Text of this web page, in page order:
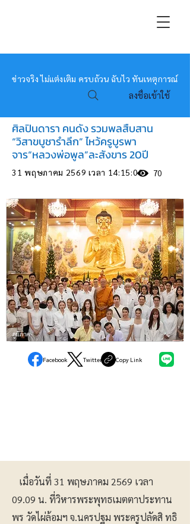
หมอข่าว
ข่าวจริง ไม่แต่งเติม ครบถ้วน ฉับไว ทันเหตุการณ์
ลงชื่อเข้าใช้
ศิลปินดารา คนดัง รวมพลสืบสาน
“วิสาขบูชารำลึก” ไหว้ครูบูรพา
จาร“หลวงพ่อพูล”ละสังขาร 20ปี
31 พฤษภาคม 2569 เวลา 14:15:00 70
ภูมิภาค
Facebook Twitter Copy Link
เมื่อวันที่ 31 พฤษภาคม 2569 เวลา
09.09 น. ที่วิหารพระพุทธเมตตาประทาน
พร วัดไผ่ล้อมฯ จ.นครปฐม พระครูปลัดสิ ทธิ